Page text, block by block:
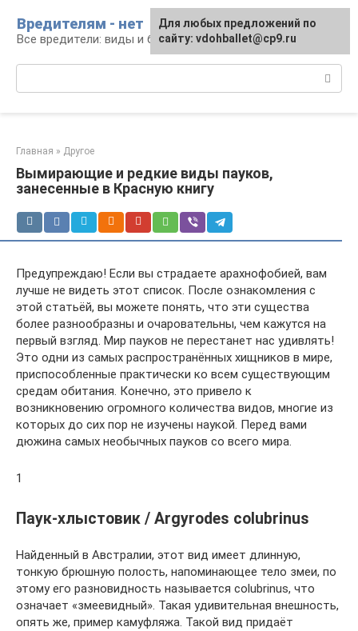
контенту
Вредителям - нет
Все вредители: виды и борьба
Главная » Другое
Вымирающие и редкие виды пауков,
занесенные в Красную книгу
Предупреждаю! Если вы страдаете арахнофобией, вам
лучше не видеть этот список. После ознакомления с
этой статьёй, вы можете понять, что эти существа
более разнообразны и очаровательны, чем кажутся на
первый взгляд. Мир пауков не перестанет нас удивлять!
Это одни из самых распространённых хищников в мире,
приспособленные практически ко всем существующим
средам обитания. Конечно, это привело к
возникновению огромного количества видов, многие из
которых до сих пор не изучены наукой. Перед вами
дюжина самых необычных пауков со всего мира.
1
Паук-хлыстовик / Argyrodes colubrinus
Найденный в Австралии, этот вид имеет длинную,
тонкую брюшную полость, напоминающее тело змеи, по
этому его разновидность называется colubrinus, что
означает «змеевидный». Такая удивительная внешность,
опять же, пример камуфляжа. Такой вид придаёт
Для любых предложений по
сайту: vdohballet@cp9.ru